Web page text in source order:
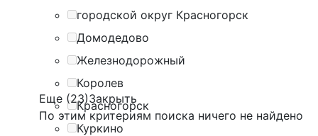
городской округ Красногорск
Домодедово
Железнодорожный
Королев
Красногорск
Куркино
Еще (23)Закрыть
По этим критериям поиска ничего не найдено